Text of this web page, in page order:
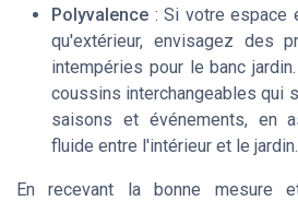
Polyvalence : Si votre espace
qu'extérieur, envisagez des
intempéries pour le banc
coussins interchangeables qui
saisons et événements, en
fluide entre l'intérieur et le jardin.
En recevant la bonne mesure